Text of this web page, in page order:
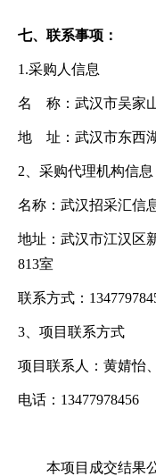
七、联系事项：
1.采购人信息
名 称：武汉市吴家
地 址：武汉市东西
2、采购代理机构信息
名称： 武汉招采汇信
地址： 武汉市江汉区
813室
联系方式：
3、项目联系方式
项目联系人： 黄婧怡
电话： 13477978456
本项目成交结果